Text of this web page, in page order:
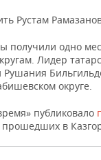
ПФО
Рустам
получили одно
Лидер
Рушания
округе.
публиковало
прошедших в